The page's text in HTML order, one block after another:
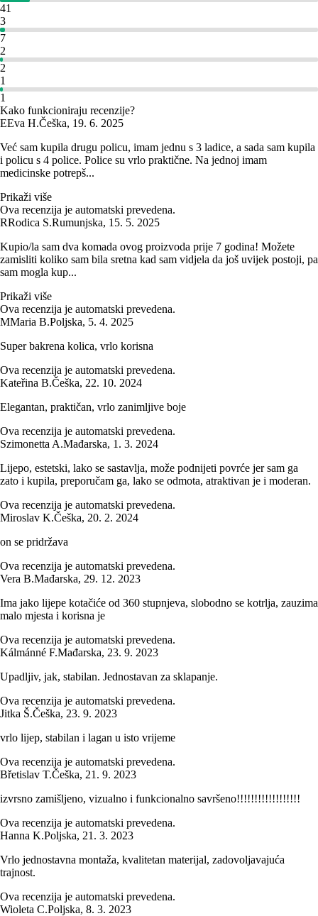
41
3
7
2
2
1
1
Kako funkcioniraju recenzije?
EEva H.Češka, 19. 6. 2025
Već sam kupila drugu policu, imam jednu s 3 ladice, a sada sam kupila
i policu s 4 police. Police su vrlo praktične. Na jednoj imam
medicinske potrepš...
Prikaži više
Ova recenzija je automatski prevedena.
RRodica S.Rumunjska, 15. 5. 2025
Kupio/la sam dva komada ovog proizvoda prije 7 godina! Možete
zamisliti koliko sam bila sretna kad sam vidjela da još uvijek postoji, pa
sam mogla kup...
Prikaži više
Ova recenzija je automatski prevedena.
MMaria B.Poljska, 5. 4. 2025
Super bakrena kolica, vrlo korisna
Ova recenzija je automatski prevedena.
Kateřina B.Češka, 22. 10. 2024
Elegantan, praktičan, vrlo zanimljive boje
Ova recenzija je automatski prevedena.
Szimonetta A.Mađarska, 1. 3. 2024
Lijepo, estetski, lako se sastavlja, može podnijeti povrće jer sam ga
zato i kupila, preporučam ga, lako se odmota, atraktivan je i moderan.
Ova recenzija je automatski prevedena.
Miroslav K.Češka, 20. 2. 2024
on se pridržava
Ova recenzija je automatski prevedena.
Vera B.Mađarska, 29. 12. 2023
Ima jako lijepe kotačiće od 360 stupnjeva, slobodno se kotrlja, zauzima
malo mjesta i korisna je
Ova recenzija je automatski prevedena.
Kálmánné F.Mađarska, 23. 9. 2023
Upadljiv, jak, stabilan. Jednostavan za sklapanje.
Ova recenzija je automatski prevedena.
Jitka Š.Češka, 23. 9. 2023
vrlo lijep, stabilan i lagan u isto vrijeme
Ova recenzija je automatski prevedena.
Břetislav T.Češka, 21. 9. 2023
izvrsno zamišljeno, vizualno i funkcionalno savršeno!!!!!!!!!!!!!!!!!!
Ova recenzija je automatski prevedena.
Hanna K.Poljska, 21. 3. 2023
Vrlo jednostavna montaža, kvalitetan materijal, zadovoljavajuća
trajnost.
Ova recenzija je automatski prevedena.
Wioleta C.Poljska, 8. 3. 2023